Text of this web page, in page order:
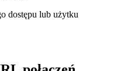
dostępu lub użytku